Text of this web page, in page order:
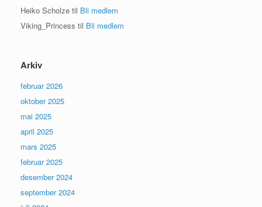
Heiko Scholze til Bli medlem
Viking_Princess til Bli medlem
Arkiv
februar 2026
oktober 2025
mai 2025
april 2025
mars 2025
februar 2025
desember 2024
september 2024